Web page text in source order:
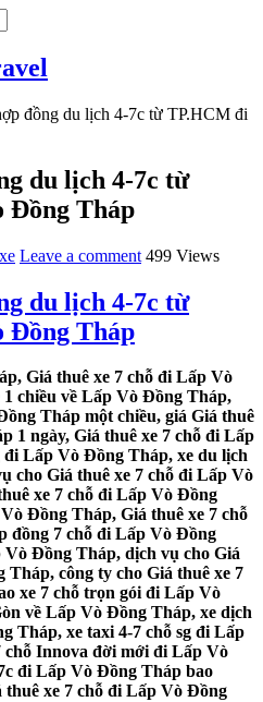
đồng du lịch 4-7c từ TP.HCM đi
du lịch 4-7c từ
Đồng Tháp
Leave a comment 499 Views
du lịch 4-7c từ
Đồng Tháp
Giá thuê xe 7 chỗ đi Lấp Vò
chiều về Lấp Vò Đồng Tháp,
Tháp một chiều, giá Giá thuê
1 ngày, Giá thuê xe 7 chỗ đi Lấp
Lấp Vò Đồng Tháp, xe du lịch
cho Giá thuê xe 7 chỗ đi Lấp Vò
xe 7 chỗ đi Lấp Vò Đồng
Đồng Tháp, Giá thuê xe 7 chỗ
đồng 7 chỗ đi Lấp Vò Đồng
Đồng Tháp, dịch vụ cho Giá
công ty cho Giá thuê xe 7
xe 7 chỗ trọn gói đi Lấp Vò
về Lấp Vò Đồng Tháp, xe dịch
Tháp, xe taxi 4-7 chỗ sg đi Lấp
Innova đời mới đi Lấp Vò
đi Lấp Vò Đồng Tháp bao
thuê xe 7 chỗ đi Lấp Vò Đồng